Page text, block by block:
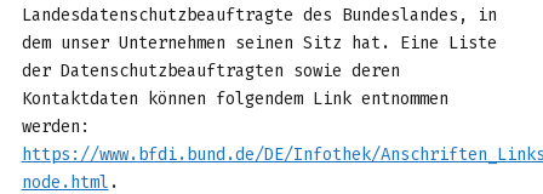
Landesdatenschutzbeauftragte des Bundeslandes, in
dem unser Unternehmen seinen Sitz hat. Eine Liste
der Datenschutzbeauftragten sowie deren
Kontaktdaten können folgendem Link entnommen
werden:
https://www.bfdi.bund.de/DE/Infothek/
node.html .